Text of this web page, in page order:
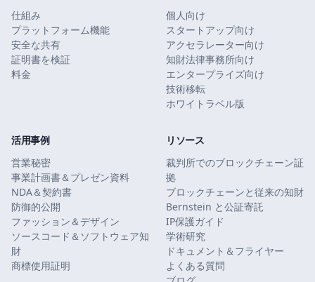
仕組み
プラットフォーム機能
安全な共有
証明書を検証
料金
個人向け
スタートアップ向け
アクセラレーター向け
知財法律事務所向け
エンタープライズ向け
技術移転
ホワイトラベル版
活用事例
営業秘密
事業計画書＆プレゼン資料
NDA＆契約書
防御的公開
ファッション＆デザイン
ソースコード＆ソフトウェア知
財
商標使用証明
リソース
裁判所でのブロックチェーン証
拠
ブロックチェーンと従来の知財
Bernstein と公証寄託
IP保護ガイド
学術研究
ドキュメント＆フライヤー
よくある質問